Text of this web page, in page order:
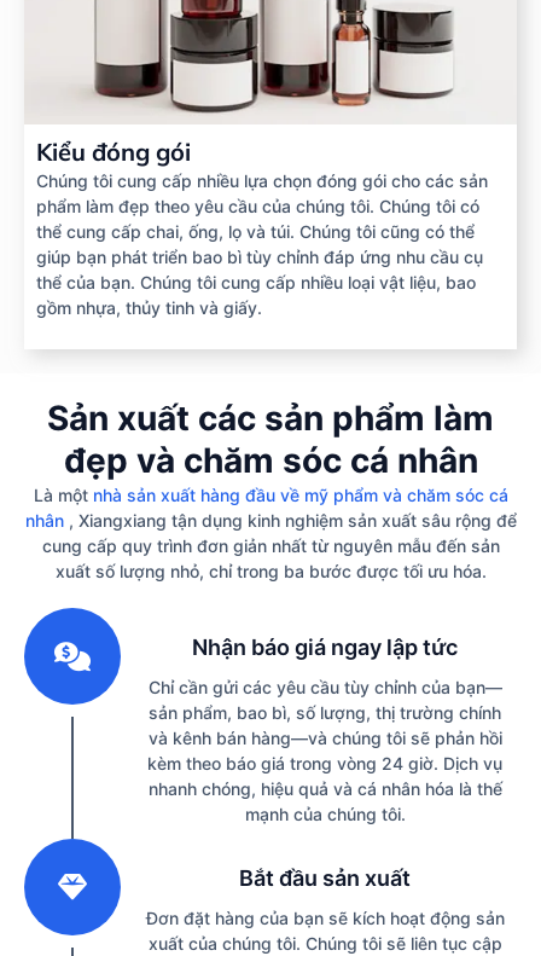
Kiểu đóng gói
Chúng tôi cung cấp nhiều lựa chọn đóng gói cho các sản
phẩm làm đẹp theo yêu cầu của chúng tôi. Chúng tôi có
thể cung cấp chai, ống, lọ và túi. Chúng tôi cũng có thể
giúp bạn phát triển bao bì tùy chỉnh đáp ứng nhu cầu cụ
thể của bạn. Chúng tôi cung cấp nhiều loại vật liệu, bao
gồm nhựa, thủy tinh và giấy.
Sản xuất các sản phẩm làm
đẹp và chăm sóc cá nhân
Là một nhà sản xuất hàng đầu về mỹ phẩm và chăm sóc cá
nhân, Xiangxiang tận dụng kinh nghiệm sản xuất sâu rộng để
cung cấp quy trình đơn giản nhất từ ​​nguyên mẫu đến sản
xuất số lượng nhỏ, chỉ trong ba bước được tối ưu hóa.
Nhận báo giá ngay lập tức
Chỉ cần gửi các yêu cầu tùy chỉnh của bạn—
sản phẩm, bao bì, số lượng, thị trường chính
và kênh bán hàng—và chúng tôi sẽ phản hồi
kèm theo báo giá trong vòng 24 giờ. Dịch vụ
nhanh chóng, hiệu quả và cá nhân hóa là thế
mạnh của chúng tôi.
Bắt đầu sản xuất
Đơn đặt hàng của bạn sẽ kích hoạt động sản
xuất của chúng tôi. Chúng tôi sẽ liên tục cập